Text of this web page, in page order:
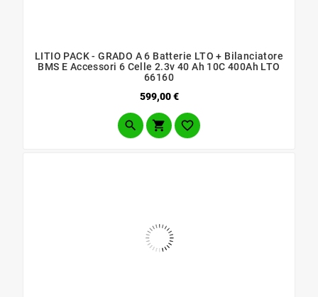
LITIO PACK - GRADO A 6 Batterie LTO + Bilanciatore
BMS E Accessori 6 Celle 2.3v 40 Ah 10C 400Ah LTO
66160
599,00 €Prezzo
  